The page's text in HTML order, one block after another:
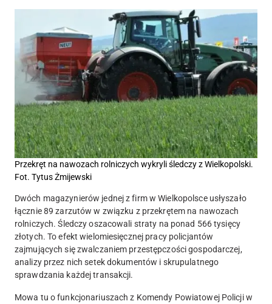
Przekręt na nawozach rolniczych wykryli śledczy z Wielkopolski.
Fot. Tytus Żmijewski
Dwóch magazynierów jednej z firm w Wielkopolsce usłyszało
łącznie 89 zarzutów w związku z przekrętem na nawozach
rolniczych. Śledczy oszacowali straty na ponad 566 tysięcy
złotych. To efekt wielomiesięcznej pracy policjantów
zajmujących się zwalczaniem przestępczości gospodarczej,
analizy przez nich setek dokumentów i skrupulatnego
sprawdzania każdej transakcji.
Mowa tu o funkcjonariuszach z Komendy Powiatowej Policji w